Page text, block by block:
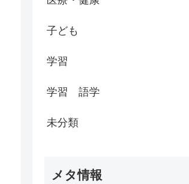
子ども
学習
学習 語学
未分類
メタ情報